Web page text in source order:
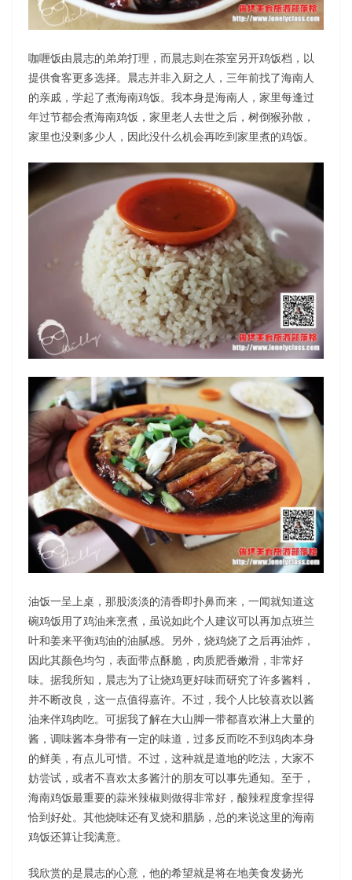
咖喱饭由晨志的弟弟打理，而晨志则在茶室另开鸡饭档，以
提供食客更多选择。晨志并非入厨之人，三年前找了海南人
的亲戚，学起了煮海南鸡饭。我本身是海南人，家里每逢过
年过节都会煮海南鸡饭，家里老人去世之后，树倒猴孙散，
家里也没剩多少人，因此没什么机会再吃到家里煮的鸡饭。
油饭一呈上桌，那股淡淡的清香即扑鼻而来，一闻就知道这
碗鸡饭用了鸡油来烹煮，虽说如此个人建议可以再加点班兰
叶和姜来平衡鸡油的油腻感。另外，烧鸡烧了之后再油炸，
因此其颜色均匀，表面带点酥脆，肉质肥香嫩滑，非常好
味。据我所知，晨志为了让烧鸡更好味而研究了许多酱料，
并不断改良，这一点值得嘉许。不过，我个人比较喜欢以酱
油来伴鸡肉吃。可据我了解在大山脚一带都喜欢淋上大量的
酱，调味酱本身带有一定的味道，过多反而吃不到鸡肉本身
的鲜美，有点儿可惜。不过，这种就是道地的吃法，大家不
妨尝试，或者不喜欢太多酱汁的朋友可以事先通知。至于，
海南鸡饭最重要的蒜米辣椒则做得非常好，酸辣程度拿捏得
恰到好处。其他烧味还有叉烧和腊肠，总的来说这里的海南
鸡饭还算让我满意。
我欣赏的是晨志的心意，他的希望就是将在地美食发扬光